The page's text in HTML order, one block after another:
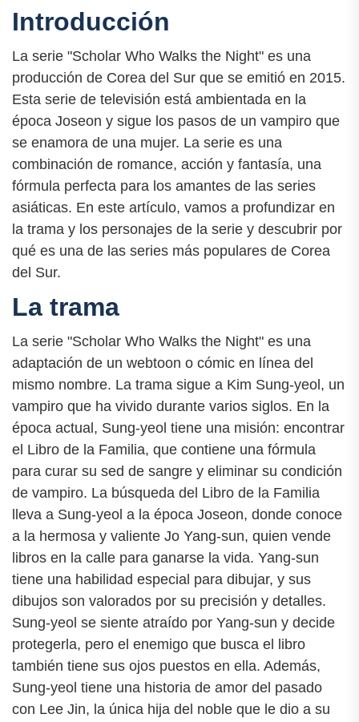
Introducción
La serie "Scholar Who Walks the Night" es una
producción de Corea del Sur que se emitió en 2015.
Esta serie de televisión está ambientada en la
época Joseon y sigue los pasos de un vampiro que
se enamora de una mujer. La serie es una
combinación de romance, acción y fantasía, una
fórmula perfecta para los amantes de las series
asiáticas. En este artículo, vamos a profundizar en
la trama y los personajes de la serie y descubrir por
qué es una de las series más populares de Corea
del Sur.
La trama
La serie "Scholar Who Walks the Night" es una
adaptación de un webtoon o cómic en línea del
mismo nombre. La trama sigue a Kim Sung-yeol, un
vampiro que ha vivido durante varios siglos. En la
época actual, Sung-yeol tiene una misión: encontrar
el Libro de la Familia, que contiene una fórmula
para curar su sed de sangre y eliminar su condición
de vampiro. La búsqueda del Libro de la Familia
lleva a Sung-yeol a la época Joseon, donde conoce
a la hermosa y valiente Jo Yang-sun, quien vende
libros en la calle para ganarse la vida. Yang-sun
tiene una habilidad especial para dibujar, y sus
dibujos son valorados por su precisión y detalles.
Sung-yeol se siente atraído por Yang-sun y decide
protegerla, pero el enemigo que busca el libro
también tiene sus ojos puestos en ella. Además,
Sung-yeol tiene una historia de amor del pasado
con Lee Jin, la única hija del noble que le dio a su